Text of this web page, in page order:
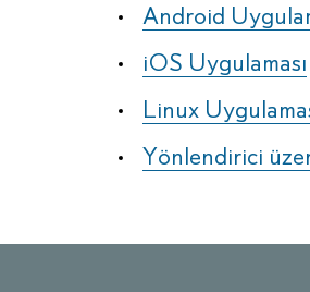
Android
iOS Uygulaması
Linux
Yönlendirici